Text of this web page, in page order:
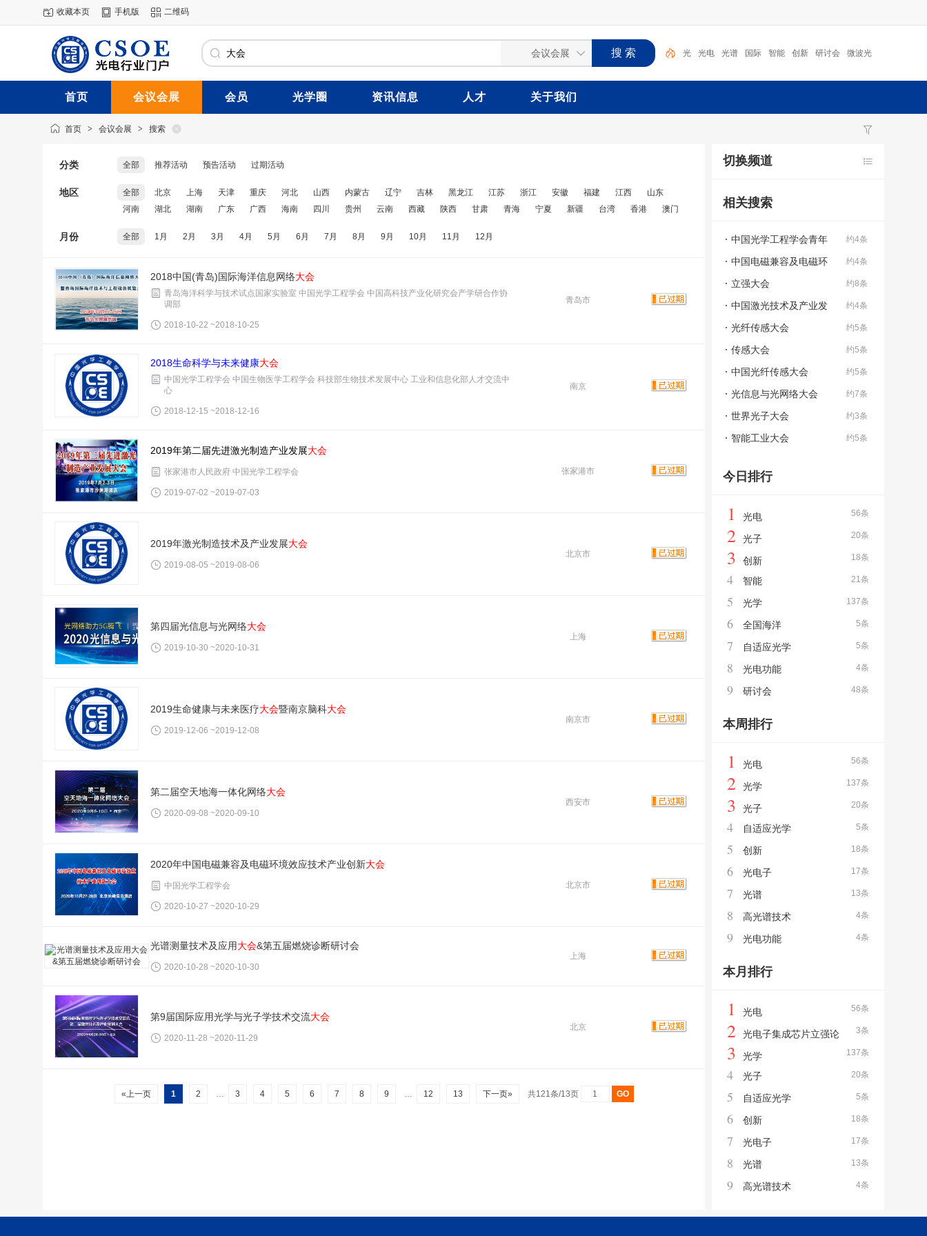
收藏本页 手机版 二维码
光 光电 光谱 国际 智能 创新 研讨会 微波光
子 海 光学
首页 会议会展 会员 光学圈 资讯信息 人才 关于我们
首页 > 会议会展 > 搜索
分类 全部 推荐活动 预告活动 过期活动
地区 全部 北京 上海 天津 重庆 河北 山西 内蒙古 辽宁 吉林 黑龙江 江苏 浙江 安徽 福建 江西
山东
河南
湖北 湖南 广东 广西 海南 四川 贵州 云南 西藏 陕西 甘肃 青海 宁夏 新疆 台湾 香港 澳门
月份 全部 1月 2月 3月 4月 5月 6月 7月 8月 9月 10月 11月 12月
2018中国(青岛)国际海洋信息网络大会
青岛海洋科学与技术试点国家实验室 中国光学工程学会 中国高科技产业化研究会产学研合作协
调部
2018-10-22 ~2018-10-25
青岛市
2018生命科学与未来健康大会
中国光学工程学会 中国生物医学工程学会 科技部生物技术发展中心 工业和信息化部人才交流中
心
2018-12-15 ~2018-12-16
南京
2019年第二届先进激光制造产业发展大会
张家港市人民政府 中国光学工程学会
2019-07-02 ~2019-07-03
张家港市
2019年激光制造技术及产业发展大会
2019-08-05 ~2019-08-06
北京市
第四届光信息与光网络大会
2019-10-30 ~2020-10-31
上海
2019生命健康与未来医疗大会暨南京脑科大会
2019-12-06 ~2019-12-08
南京市
第二届空天地海一体化网络大会
2020-09-08 ~2020-09-10
西安市
2020年中国电磁兼容及电磁环境效应技术产业创新大会
中国光学工程学会
2020-10-27 ~2020-10-29
北京市
光谱测量技术及应用大会&第五届燃烧诊断研讨会
2020-10-28 ~2020-10-30
上海
第9届国际应用光学与光子学技术交流大会
2020-11-28 ~2020-11-29
北京
«上一页 1 2 … 3 4 5 6 7 8 9 … 12 13 下一页» 共121条/13页
切换频道
相关搜索
约4条
中国光学工程学会青年
科学家大会
约4条
中国电磁兼容及电磁环
境效应技术及产业创新大会约8条
立强大会
约4条
中国激光技术及产业发
展大会
约5条
光纤传感大会
约5条
传感大会
约5条
中国光纤传感大会
约7条
光信息与光网络大会
约3条
世界光子大会
约5条
智能工业大会
今日排行
56条
1 光电
20条
2 光子
18条
3 创新
21条
4 智能
137条
5 光学
5条
6 全国海洋
5条
7 自适应光学
4条
8 光电功能
48条
9 研讨会
本周排行
56条
1 光电
137条
2 光学
20条
3 光子
5条
4 自适应光学
18条
5 创新
17条
6 光电子
13条
7 光谱
4条
8 高光谱技术
4条
9 光电功能
本月排行
56条
1 光电
3条
2
光电子集成芯片立强论
坛
137条
3 光学
20条
4 光子
5条
5 自适应光学
18条
6 创新
17条
7 光电子
13条
8 光谱
4条
9 高光谱技术